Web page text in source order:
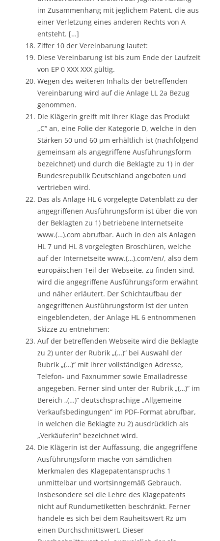
im Zusammenhang mit jeglichem Patent, die aus
einer Verletzung eines anderen Rechts von A
entsteht. […]
Ziffer 10 der Vereinbarung lautet:
Diese Vereinbarung ist bis zum Ende der Laufzeit
von EP 0 XXX XXX gültig.
Wegen des weiteren Inhalts der betreffenden
Vereinbarung wird auf die Anlage LL 2a Bezug
genommen.
Die Klägerin greift mit ihrer Klage das Produkt
„C“ an, eine Folie der Kategorie D, welche in den
Stärken 50 und 60 µm erhältlich ist (nachfolgend
gemeinsam als angegriffene Ausführungsform
bezeichnet) und durch die Beklagte zu 1) in der
Bundesrepublik Deutschland angeboten und
vertrieben wird.
Das als Anlage HL 6 vorgelegte Datenblatt zu der
angegriffenen Ausführungsform ist über die von
der Beklagten zu 1) betriebene Internetseite
www.(…).com abrufbar. Auch in den als Anlagen
HL 7 und HL 8 vorgelegten Broschüren, welche
auf der Internetseite www.(…).com/en/, also dem
europäischen Teil der Webseite, zu finden sind,
wird die angegriffene Ausführungsform erwähnt
und näher erläutert. Der Schichtaufbau der
angegriffenen Ausführungsform ist der unten
eingeblendeten, der Anlage HL 6 entnommenen
Skizze zu entnehmen:
Auf der betreffenden Webseite wird die Beklagte
zu 2) unter der Rubrik „(…)“ bei Auswahl der
Rubrik „(…)“ mit ihrer vollständigen Adresse,
Telefon- und Faxnummer sowie Emailadresse
angegeben. Ferner sind unter der Rubrik „(…)“ im
Bereich „(…)“ deutschsprachige „Allgemeine
Verkaufsbedingungen“ im PDF-Format abrufbar,
in welchen die Beklagte zu 2) ausdrücklich als
„Verkäuferin“ bezeichnet wird.
Die Klägerin ist der Auffassung, die angegriffene
Ausführungsform mache von sämtlichen
Merkmalen des Klagepatentanspruchs 1
unmittelbar und wortsinngemäß Gebrauch.
Insbesondere sei die Lehre des Klagepatents
nicht auf Rundumetiketten beschränkt. Ferner
handele es sich bei dem Rauheitswert Rz um
einen Durchschnittswert. Dieser